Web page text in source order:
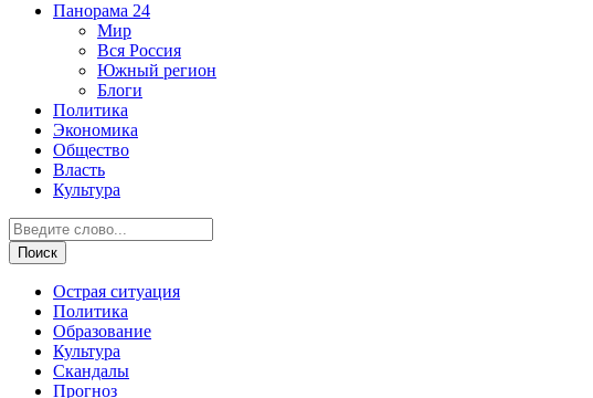
Панорама 24
Мир
Вся Россия
Южный регион
Блоги
Политика
Экономика
Общество
Власть
Культура
Острая ситуация
Политика
Образование
Культура
Скандалы
Прогноз